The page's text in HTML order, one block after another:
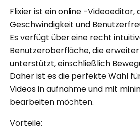
Flixier ist ein online -Videoeditor,
Geschwindigkeit und
Es verfügt über eine recht
Benutzeroberfläche, die
unterstützt, einschließlich
Daher ist es die perfekte Wahl
Videos in aufnahme und mit
bearbeiten möchten.
Vorteile: